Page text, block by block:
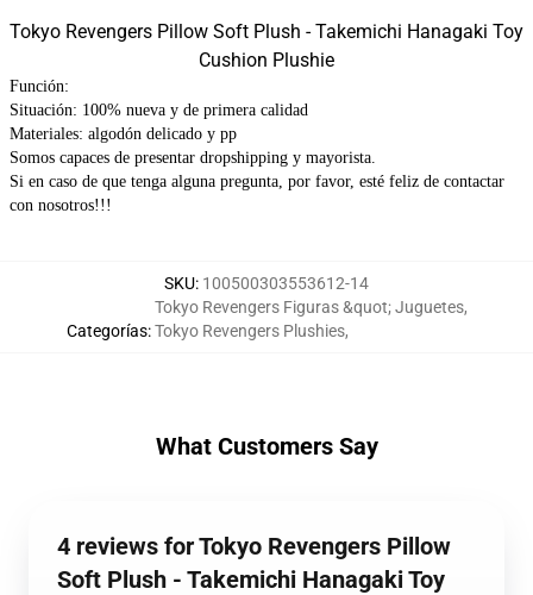
Tokyo Revengers Pillow Soft Plush - Takemichi Hanagaki Toy
Cushion Plushie
Función:
Situación: 100% nueva y de primera calidad
Materiales: algodón delicado y pp
Somos capaces de presentar dropshipping y mayorista.
Si en caso de que tenga alguna pregunta, por favor, esté feliz de contactar
con nosotros!!!
SKU: 100500303553612-14
Categorías:
Tokyo Revengers Figuras &quot; Juguetes,
Tokyo Revengers Plushies,
What Customers Say
4 reviews for Tokyo Revengers Pillow
Soft Plush - Takemichi Hanagaki Toy